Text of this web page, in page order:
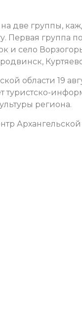
две группы,
Первая группа
и село
области 19
туристско-
региона.
Архангельской